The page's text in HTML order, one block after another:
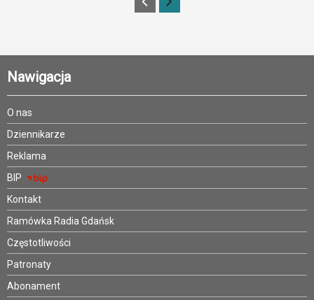
Nawigacja
O nas
Dziennikarze
Reklama
BIP
Kontakt
Ramówka Radia Gdańsk
Częstotliwości
Patronaty
Abonament